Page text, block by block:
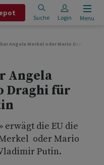
Suche Login Menu
Angela Merkel oder Mario Draghi für
Angela
Draghi für
erwägt die EU die
oder Mario
Putin.